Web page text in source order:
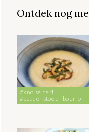
Ontdek nog
#knolselderij
#paddenstoelenbouillon